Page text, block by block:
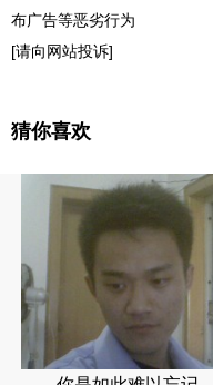
布广告等恶劣行为
[请向网站投诉]
猜你喜欢